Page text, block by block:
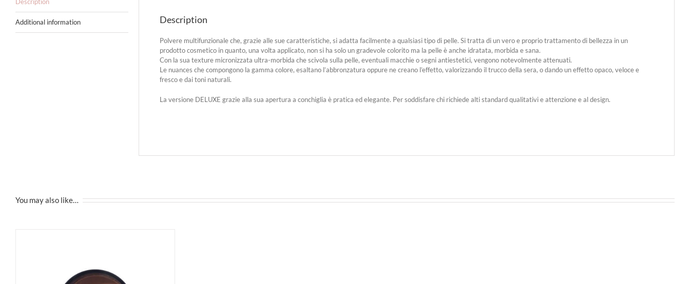
Additional information Description
Polvere multifunzionale che, grazie alle sue caratteristiche, si adatta facilmente a qualsiasi tipo di pelle. Si tratta di un vero e proprio trattamento di bellezza in un
prodotto cosmetico in quanto, una volta applicato, non si ha solo un gradevole colorito ma la pelle è anche idratata, morbida e sana.
Con la sua texture micronizzata ultra-morbida che scivola sulla pelle, eventuali macchie o segni antiestetici, vengono notevolmente attenuati.
Le nuances che compongono la gamma colore, esaltano l’abbronzatura oppure ne creano l’effetto, valorizzando il trucco della sera, o dando un effetto opaco, veloce e
fresco e dai toni naturali.
La versione DELUXE grazie alla sua apertura a conchiglia è pratica ed elegante. Per soddisfare chi richiede alti standard qualitativi e attenzione e al design.
You may also like…